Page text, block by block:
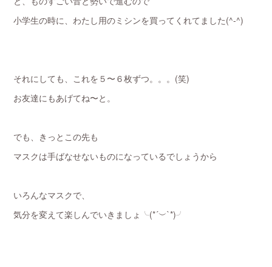
小学生の時に、わたし用のミシンを買ってくれてました(^-^)
それにしても、これを５〜６枚ずつ。。。(笑)
お友達にもあげてね〜と。
でも、きっとこの先も
マスクは手ばなせないものになっているでしょうから
いろんなマスクで、
気分を変えて楽しんでいきましょ╰(*´︶`*)╯